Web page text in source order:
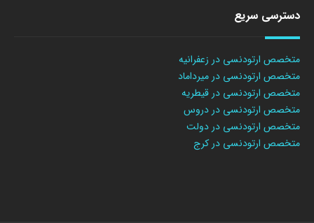
دسترسی سریع
متخصص ارتودنسی در زعفرانیه
متخصص ارتودنسی در میرداماد
متخصص ارتودنسی در قیطریه
متخصص ارتودنسی در دروس
متخصص ارتودنسی در دولت
متخصص ارتودنسی در کرج